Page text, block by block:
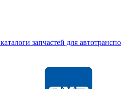
запчастей для